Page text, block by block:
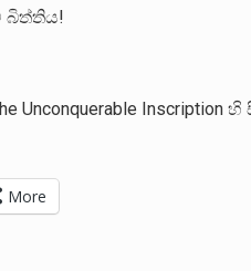
බිත්තිය!
More